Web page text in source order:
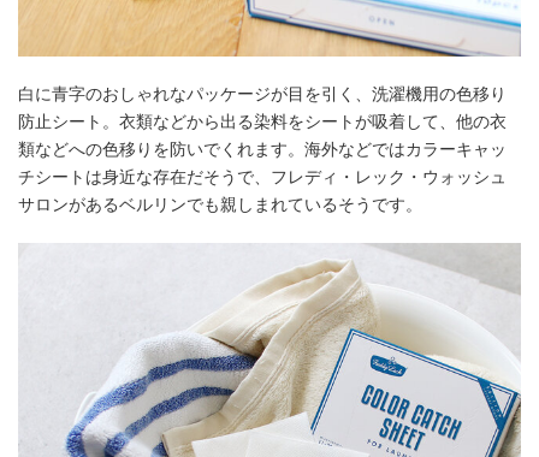
白に青字のおしゃれなパッケージが目を引く、洗濯機用の色移り
防止シート。衣類などから出る染料をシートが吸着して、他の衣
類などへの色移りを防いでくれます。海外などではカラーキャッ
チシートは身近な存在だそうで、フレディ・レック・ウォッシュ
サロンがあるベルリンでも親しまれているそうです。